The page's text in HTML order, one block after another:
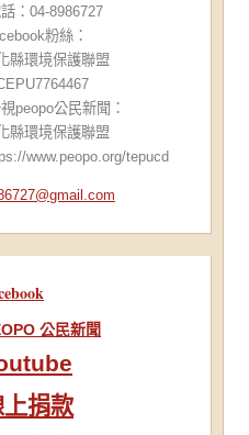
：04-8986727
粉絲：
縣環境保護聯盟
peopo公民新聞：
縣環境保護聯盟
www.peopo.org/tepucd
gmail.com
公民新聞
捐款